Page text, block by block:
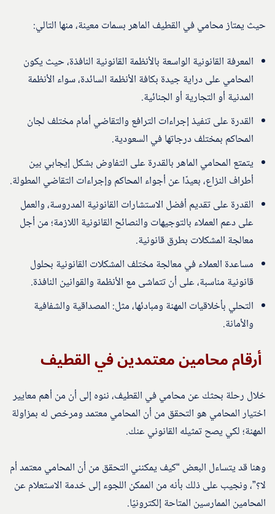
حيث يمتاز محامي في القطيف الماهر بسمات معينة، منها التالي:
المعرفة القانونية الواسعة بالأنظمة القانونية النافذة، حيث يكون
المحامي على دراية جيدة بكافة الأنظمة السائدة، سواء الأنظمة
المدنية أو التجارية أو الجنائية.
القدرة على تنفيذ إجراءات الترافع والتقاضي أمام مختلف لجان
المحاكم بمختلف درجاتها في السعودية.
يتمتع المحامي الماهر بالقدرة على التفاوض بشكل إيجابي بين
أطراف النزاع، بعيدًا عن أجواء المحاكم وإجراءات التقاضي المطولة.
القدرة على تقديم أفضل الاستشارات القانونية المدروسة، والعمل
على دعم العملاء بالتوجيهات والنصائح القانونية اللازمة؛ من أجل
معالجة المشكلات بطرق قانونية.
مساعدة العملاء في معالجة مختلف المشكلات القانونية بحلول
قانونية مناسبة، على أن تتماشى مع الأنظمة والقوانين النافذة.
التحلي بأخلاقيات المهنة ومبادئها، مثل: المصداقية والشفافية
والأمانة.
أرقام محامين معتمدين في القطيف
خلال رحلة بحثك عن محامي في القطيف، ننوه إلى أن من أهم معايير
اختيار المحامي هو التحقق من أن المحامي معتمد ومرخص له بمزاولة
المهنة؛ لكي يصح تمثيله القانوني عنك.
وهنا قد يتساءل البعض “كيف يمكنني التحقق من أن المحامي معتمد أم
لا؟”، ونجيب على ذلك بأنه من الممكن اللجوء إلى خدمة الاستعلام عن
المحامين الممارسين المتاحة إلكترونيًا.